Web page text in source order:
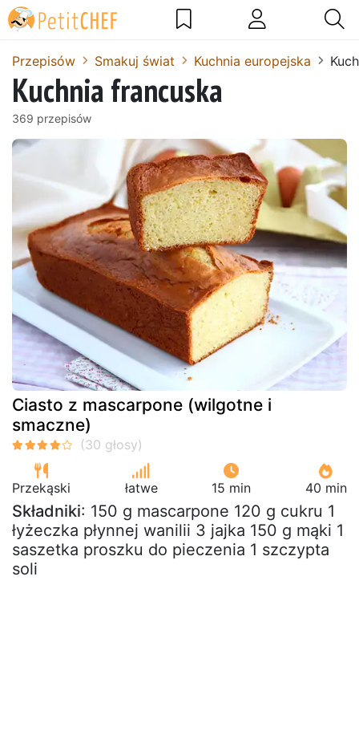
Przepisów Smakuj świat Kuchnia europejska
Kuchnia francuska
369 przepisów
Ciasto z mascarpone (wilgotne i
smaczne)
Przekąski łatwe 15 min 40 min
Składniki: 150 g mascarpone 120 g cukru 1
łyżeczka płynnej wanilii 3 jajka 150 g mąki 1
saszetka proszku do pieczenia 1 szczypta
soli